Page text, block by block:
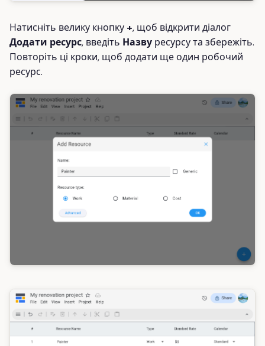
Натисніть велику кнопку +, щоб відкрити діалог
Додати ресурс, введіть Назву ресурсу та збережіть.
Повторіть ці кроки, щоб додати ще один робочий
ресурс.